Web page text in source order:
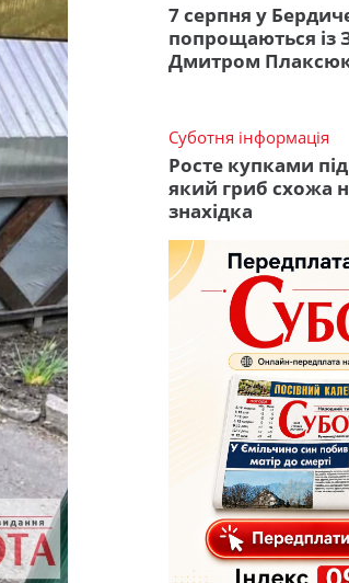
7 серпня у
попрощаються із
Дмитром
Суботня інформація
Росте купками
який гриб схожа
знахідка